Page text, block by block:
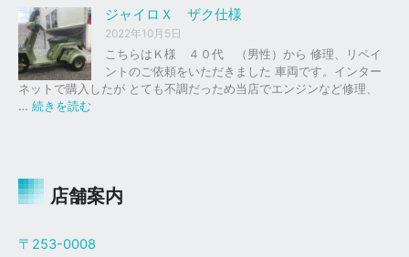
ま
し
た
。
ー
ザ
ク
仕
様
ア
ボ
ッ
ク
ス
ジャイロＸ ザク仕様
2022年10月5日
こちらはＫ様 ４０代 （男性）から 修理、リペイ
ントのご依頼をいただきました 車両です。インター
ネットで購入したが とても不調だっため当店でエンジンなど修理、
… 続きを読む
Ｘ
ク
店舗案内
〒253-0008